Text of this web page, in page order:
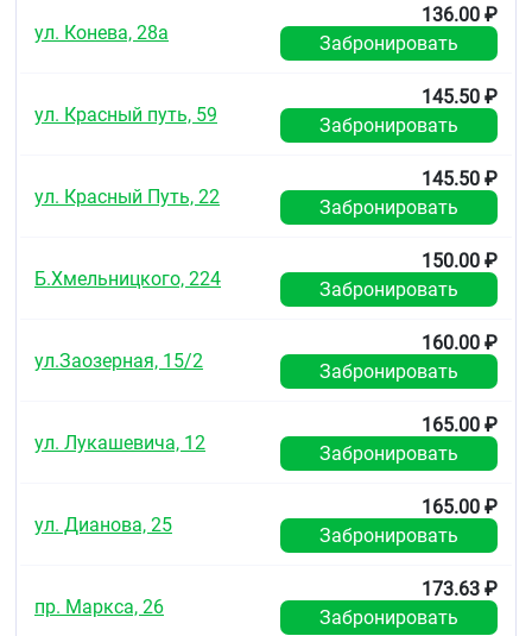
ул. Конева, 28а
136.00 ₽
Забронировать
ул. Красный путь, 59
145.50 ₽
Забронировать
ул. Красный Путь, 22
145.50 ₽
Забронировать
Б.Хмельницкого, 224
150.00 ₽
Забронировать
ул.Заозерная, 15/2
160.00 ₽
Забронировать
ул. Лукашевича, 12
165.00 ₽
Забронировать
ул. Дианова, 25
165.00 ₽
Забронировать
пр. Маркса, 26
173.63 ₽
Забронировать